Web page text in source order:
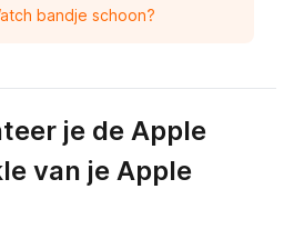
bandje schoon?
je de Apple
van je Apple